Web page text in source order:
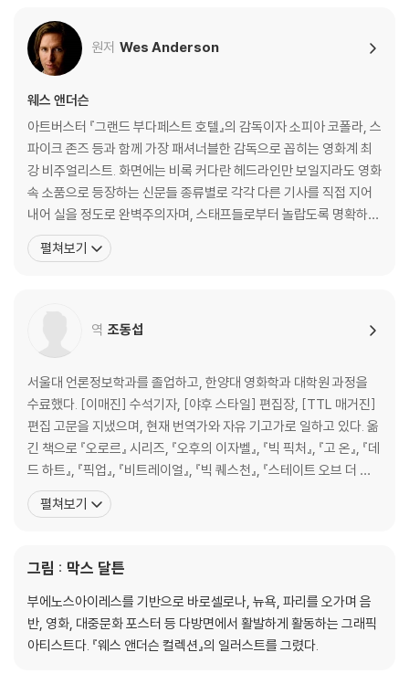
십자 펜 협회
옮긴이의 말
감사의 말
원저 Wes Anderson
웨스 앤더슨
아트버스터 『그랜드 부다페스트 호텔』의 감독이자 소피아 코폴라, 스
파이크 존즈 등과 함께 가장 패셔너블한 감독으로 꼽히는 영화계 최
강 비주얼리스트. 화면에는 비록 커다란 헤드라인만 보일지라도 영화
속 소품으로 등장하는 신문들 종류별로 각각 다른 기사를 직접 지어
내어 실을 정도로 완벽주의자며, 스태프들로부터 놀랍도록 명확하고
세심한 디렉션을 주는 ‘엄청나게’ 꼼꼼한 사람이라는 평을 받는다. 20
12 남성 패션지 GQ가 선정한 베스트드레서 25인이기도 한 그는 촬
펼쳐보기
역 조동섭
서울대 언론정보학과를 졸업하고, 한양대 영화학과 대학원 과정을
수료했다. [이매진] 수석기자, [야후 스타일] 편집장, [TTL 매거진]
편집 고문을 지냈으며, 현재 번역가와 자유 기고가로 일하고 있다. 옮
긴 책으로 『오로르』 시리즈, 『오후의 이자벨』, 『빅 픽처』, 『고 온』, 『데
드 하트』, 『픽업』, 『비트레이얼』, 『빅 퀘스천』, 『스테이트 오브 더 유
니언』, 『파이브 데이즈』, 『더 잡』, 『템테이션』, 『파리5구의 여인』, 『모
멘트』, 『파리에 간 고양이』, 『프로방스에 간 고양이』, 『마술사 카터,
펼쳐보기
그림 : 막스 달튼
부에노스아이레스를 기반으로 바로셀로나, 뉴욕, 파리를 오가며 음
반, 영화, 대중문화 포스터 등 다방면에서 활발하게 활동하는 그래픽
아티스트다. 『웨스 앤더슨 컬렉션』의 일러스트를 그렸다.